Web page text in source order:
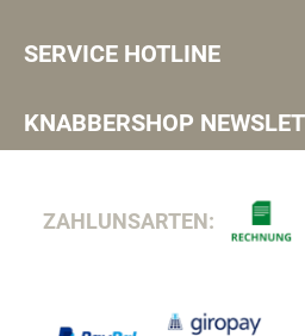
SERVICE HOTLINE
KNABBERSHOP
ZAHLUNSARTEN: